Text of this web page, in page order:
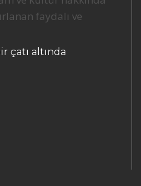
faydalı ve
çatı altında